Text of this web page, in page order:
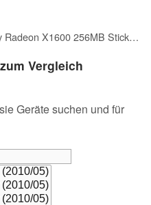
Original ATI Mobility Radeon X1600 256MB Sticker 16 x 18mm [138]
Vergleich
Geräte suchen und für